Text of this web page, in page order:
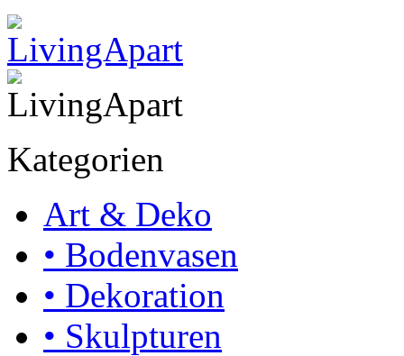
Kategorien
Art & Deko
• Bodenvasen
• Dekoration
• Skulpturen